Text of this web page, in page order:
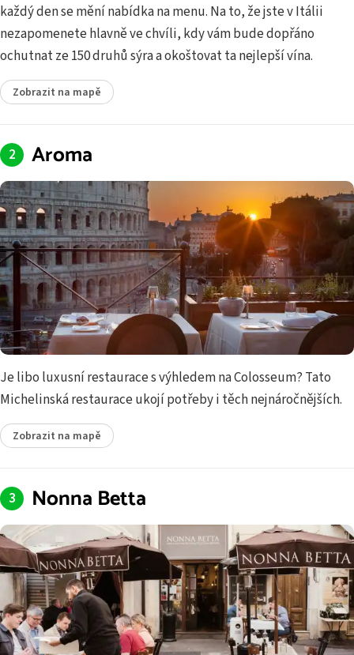
každý den se mění nabídka na menu. Na to, že jste v Itálii
nezapomenete hlavně ve chvíli, kdy vám bude dopřáno
ochutnat ze 150 druhů sýra a okoštovat ta nejlepší vína.
Zobrazit na mapě
Aroma
Je libo luxusní restaurace s výhledem na Colosseum? Tato
Michelinská restaurace ukojí potřeby i těch nejnáročnějších.
Zobrazit na mapě
Nonna Betta